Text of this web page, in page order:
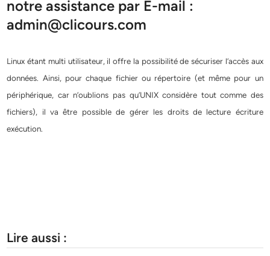
notre assistance par E-mail :
admin@clicours.com
Linux étant multi utilisateur, il offre la possibilité de sécuriser l’accès aux
données. Ainsi, pour chaque fichier ou répertoire (et même pour un
périphérique, car n’oublions pas qu’UNIX considère tout comme des
fichiers), il va être possible de gérer les droits de lecture écriture
exécution.
Lire aussi :